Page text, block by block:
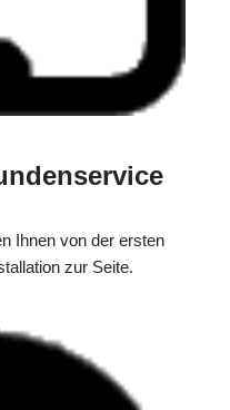
Ihnen von der ersten
zur Seite.